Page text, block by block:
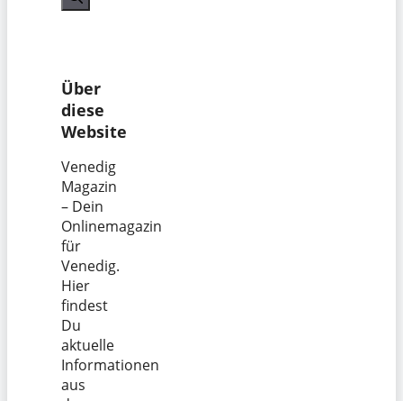
Über
diese
Website
Venedig
Magazin
– Dein
Onlinemagazin
für
Venedig.
Hier
findest
Du
aktuelle
Informationen
aus